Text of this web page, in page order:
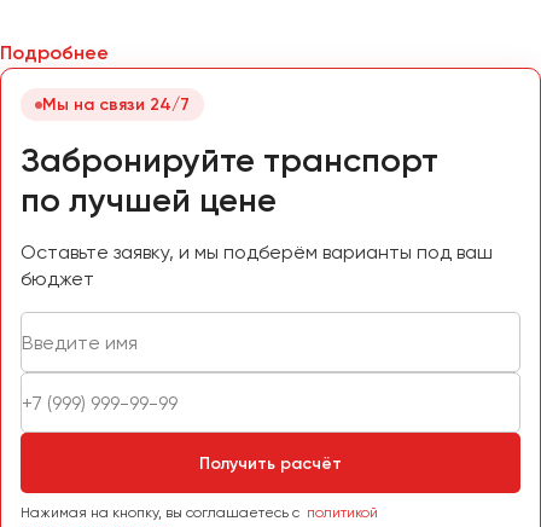
Подробнее
Мы на связи 24/7
Забронируйте транспорт
по лучшей цене
Оставьте заявку, и мы подберём варианты под ваш
бюджет
Получить расчёт
Нажимая на кнопку, вы соглашаетесь с политикой